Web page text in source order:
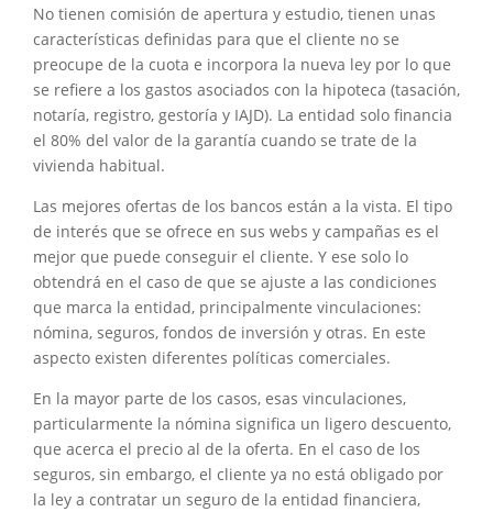
No tienen comisión de apertura y estudio, tienen unas
características definidas para que el cliente no se
preocupe de la cuota e incorpora la nueva ley por lo que
se refiere a los gastos asociados con la hipoteca (tasación,
notaría, registro, gestoría y IAJD). La entidad solo financia
el 80% del valor de la garantía cuando se trate de la
vivienda habitual.
Las mejores ofertas de los bancos están a la vista. El tipo
de interés que se ofrece en sus webs y campañas es el
mejor que puede conseguir el cliente. Y ese solo lo
obtendrá en el caso de que se ajuste a las condiciones
que marca la entidad, principalmente vinculaciones:
nómina, seguros, fondos de inversión y otras. En este
aspecto existen diferentes políticas comerciales.
En la mayor parte de los casos, esas vinculaciones,
particularmente la nómina significa un ligero descuento,
que acerca el precio al de la oferta. En el caso de los
seguros, sin embargo, el cliente ya no está obligado por
la ley a contratar un seguro de la entidad financiera,